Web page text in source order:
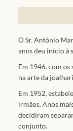
O Sr. António
anos deu início à
Em 1946, com
na arte da
Em 1952,
irmãos. Anos
decidiram
conjunto.